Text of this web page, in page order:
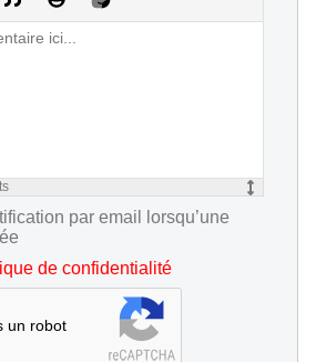
par email lorsqu’une
de confidentialité
un robot